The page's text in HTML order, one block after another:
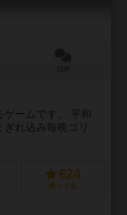
ームです。 平和
れ込み毎晩ゴリ
624
持ってる